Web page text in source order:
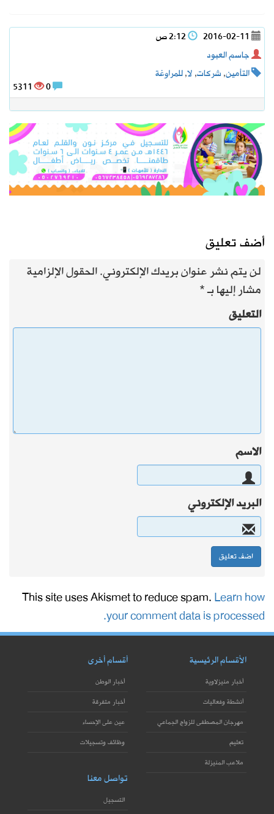
2016-02-11
جاسم العبود
التأمين, شركات, لا,للمراوغة
5311
أضف تعليق
لن يتم نشر عنوان بريدك الإلكتروني.الحقول الإلزامية
مشار إليها بـ*
التعليق
الاسم
البريد الإلكتروني
This site uses Akismet to reduce spam.Learn how
your comment data is processed.
الأقسام الرئيسية
أخبار منيزلاوية
أنشطة وفعاليات
مهرجان المصطفى للزواج الجماعي
تعليم
ملاعب المنيزلة
أقسام أخرى
أخبار الوطن
أخبار متفرقة
عين على الإحساء
وظائف وتسجيلات
تواصل معنا
التسجيل